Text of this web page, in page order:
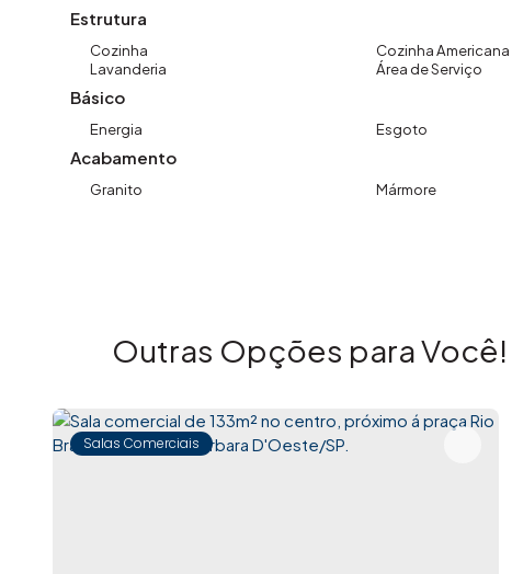
Estrutura
Cozinha Cozinha Americana
Lavanderia
Área de Serviço
Básico
Energia Esgoto
Acabamento
Granito Mármore
Outras Opções para Você!
Salas Comerciais